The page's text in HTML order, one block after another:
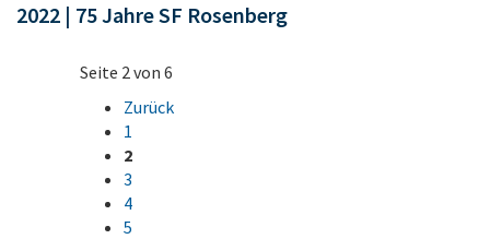
2022 | 75 Jahre SF Rosenberg
Seite 2 von 6
Zurück
1
2
3
4
5